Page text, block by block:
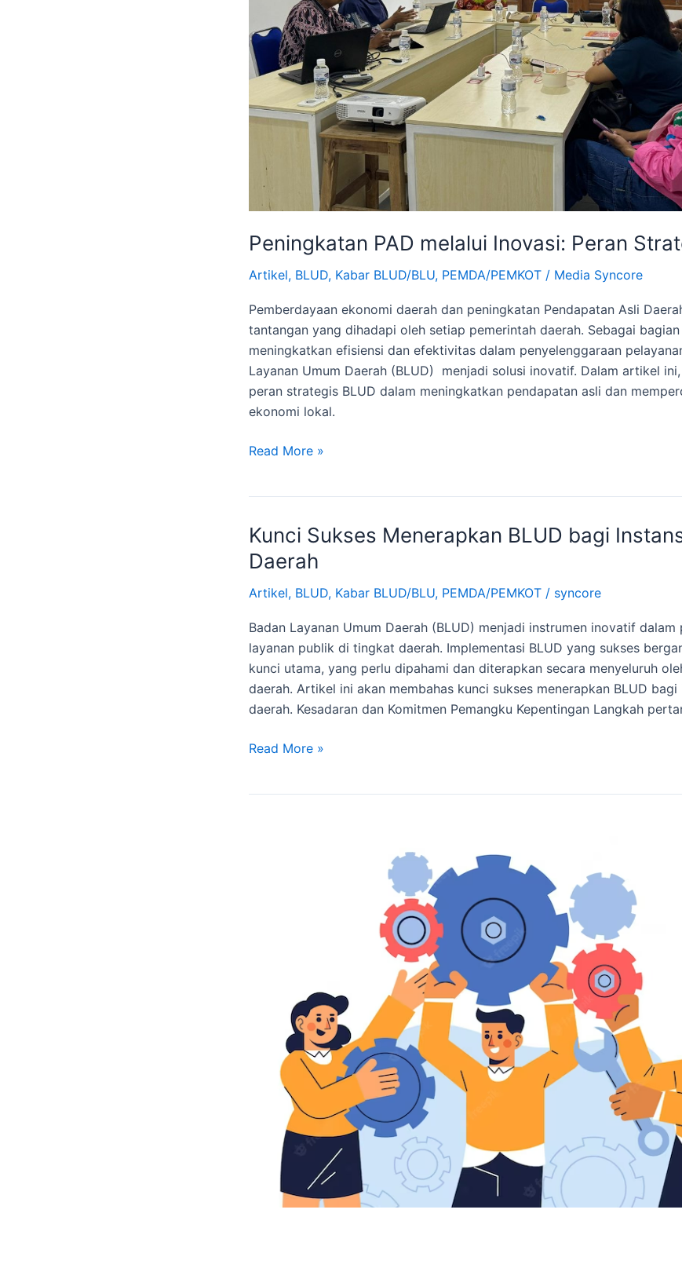
Peningkatan PAD melalui Inovasi: Peran
Artikel, BLUD, Kabar BLUD/BLU, PEMDA/PEMKOT / Media Syncore
Pemberdayaan ekonomi daerah dan peningkatan Pendapatan Asli
tantangan yang dihadapi oleh setiap pemerintah daerah. Sebagai
meningkatkan efisiensi dan efektivitas dalam penyelenggaraan
Layanan Umum Daerah (BLUD) menjadi solusi inovatif. Dalam artikel
peran strategis BLUD dalam meningkatkan pendapatan asli dan
ekonomi lokal.
Read More »
Kunci Sukses Menerapkan BLUD bagi
Daerah
Artikel, BLUD, Kabar BLUD/BLU, PEMDA/PEMKOT / syncore
Badan Layanan Umum Daerah (BLUD) menjadi instrumen inovatif dalam
layanan publik di tingkat daerah. Implementasi BLUD yang sukses
kunci utama, yang perlu dipahami dan diterapkan secara menyeluruh
daerah. Artikel ini akan membahas kunci sukses menerapkan BLUD
daerah. Kesadaran dan Komitmen Pemangku Kepentingan Langkah
Kunci
Sukses
Menerapkan
BLUD
Instansi
Pemerintah
Daerah
Read More »